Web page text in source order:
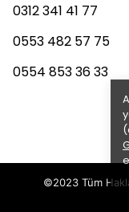
0312 341 41 77
0553 482 57 75
0554 853 36 33
©2023 Tüm